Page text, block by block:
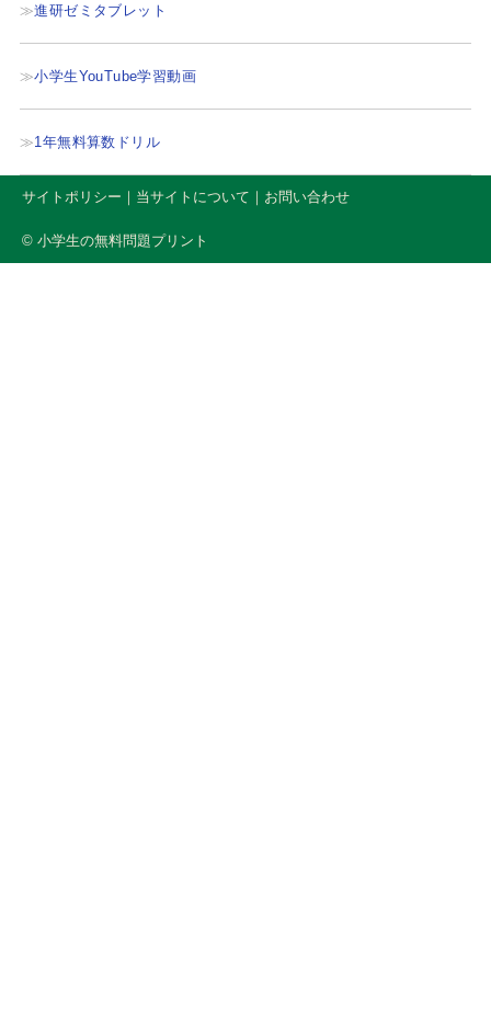
進研ゼミタブレット
小学生YouTube学習動画
1年無料算数ドリル
サイトポリシー ｜ 当サイトについて ｜ お問い合わせ
© 小学生の無料問題プリント